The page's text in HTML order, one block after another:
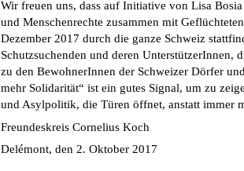
Wir freuen uns, dass auf Initiative von Lisa
und Menschenrechte zusammen mit
Dezember 2017 durch die ganze Schweiz
Schutzsuchenden und deren UnterstützerInnen,
zu den BewohnerInnen der Schweizer Dörfer
mehr Solidarität“ ist ein gutes Signal, um zu
und Asylpolitik, die Türen öffnet, anstatt immer
Freundeskreis Cornelius Koch
Delémont, den 2. Oktober 2017